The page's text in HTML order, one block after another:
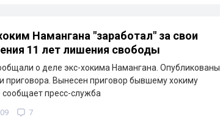
Намангана "заработал" за свои
11 лет лишения свободы
о деле экс-хокима Намангана. Опубликованы
приговора. Вынесен приговор бывшему хокиму
сообщает пресс-служба
7